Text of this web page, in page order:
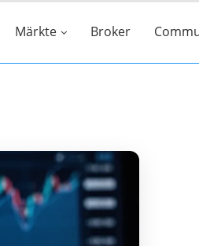
Märkte Broker